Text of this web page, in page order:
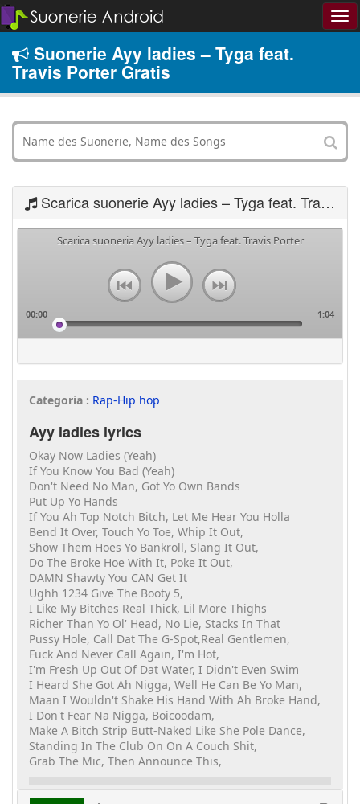
Suonerie Ayy ladies – Tyga feat.
Travis Porter Gratis
Scarica suonerie Ayy ladies – Tyga feat. Travis Porter
Scarica suoneria Ayy ladies – Tyga feat. Travis Porter
00:00 1:04
Categoria : Rap-Hip hop
Ayy ladies lyrics
Okay Now Ladies (Yeah)
If You Know You Bad (Yeah)
Don't Need No Man, Got Yo Own Bands
Put Up Yo Hands
If You Ah Top Notch Bitch, Let Me Hear You Holla
Bend It Over, Touch Yo Toe, Whip It Out,
Show Them Hoes Yo Bankroll, Slang It Out,
Do The Broke Hoe With It, Poke It Out,
DAMN Shawty You CAN Get It
Ughh 1234 Give The Booty 5,
I Like My Bitches Real Thick, Lil More Thighs
Richer Than Yo Ol' Head, No Lie, Stacks In That
Pussy Hole, Call Dat The G-Spot,Real Gentlemen,
Fuck And Never Call Again, I'm Hot,
I'm Fresh Up Out Of Dat Water, I Didn't Even Swim
I Heard She Got Ah Nigga, Well He Can Be Yo Man,
Maan I Wouldn't Shake His Hand With Ah Broke Hand,
I Don't Fear Na Nigga, Boicoodam,
Make A Bitch Strip Butt-Naked Like She Pole Dance,
Standing In The Club On On A Couch Shit,
Grab The Mic, Then Announce This,